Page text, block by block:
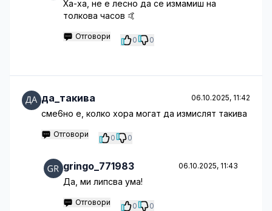
Ха-ха, не е лесно да се измамиш на
толкова часов 🤙
Отговори 0 0
да_такива 06.10.2025, 11:42
сме6но е, колко хора могат да измислят такива
Отговори 0 0
gringo_771983 06.10.2025, 11:43
Да, ми липсва ума!
Отговори 0 0